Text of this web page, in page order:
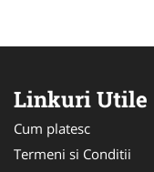
Linkuri Utile
Cum platesc
Termeni si Conditii